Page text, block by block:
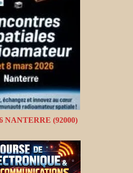
NANTERRE (92000)